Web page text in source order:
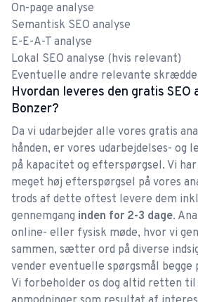
uheldigt, da vi mere eller mindre
tilstedeværelse på Google. Vi
Bonzer. Gennem de
de formået at løfte os tilbage til
niveauer og endnu højere op i
Værd at fremhæve er især den
løbende opfølgning- og
mellem os og teamet ledt an af
udelukkende oplevet et bureau
indstillet på at være fleksible,
og stået til rådighed, når jeg har
Kort sagt: En klar anbefaling til
Mads Hoffmann
Kæmpe hjælp når man har
marketing
Når man er i tvivl er Google som
sted folk søger hen, og her er
ligge i toppen. Heldigvis er det
kunne hjælpe med. De arbejder
fornuftigt med SEO på en måde
Sasha Scherg
On-page analyse
Semantisk SEO analyse
E-E-A-T analyse
Lokal SEO analyse (hvis relevant)
Eventuelle andre relevante
Hvordan leveres den gratis SEO
Bonzer?
Da vi udarbejder alle vores gratis
hånden, er vores udarbejdelses- og
på kapacitet og efterspørgsel. Vi
meget høj efterspørgsel på vores
trods af dette oftest levere dem
gennemgang inden for 2-3 dage.
online- eller fysisk møde, hvor vi
sammen, sætter ord på diverse
vender eventuelle spørgsmål
Vi forbeholder os dog altid retten til